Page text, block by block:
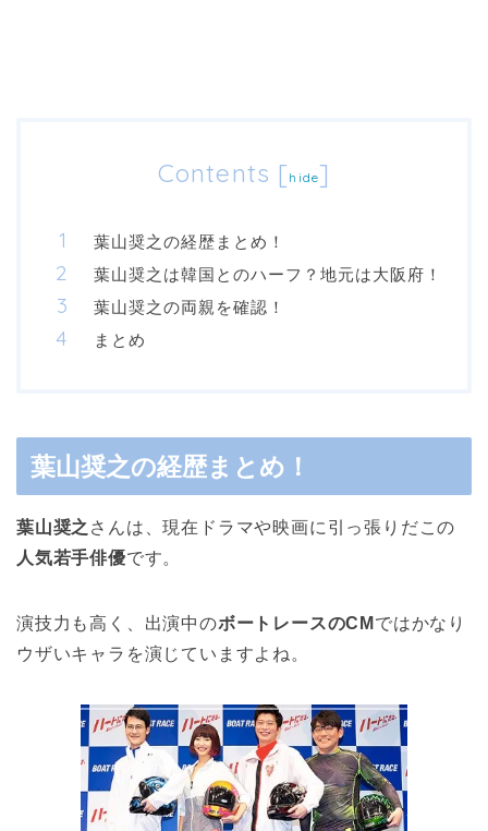
Contents [ hide]
葉山奨之の経歴まとめ！
葉山奨之は韓国とのハーフ？地元は大阪府！
葉山奨之の両親を確認！
まとめ
葉山奨之の経歴まとめ！
葉山奨之 さんは、現在ドラマや映画に引っ張りだこの
人気若手俳優です。
演技力も高く、出演中のボートレースのCM ではかなり
ウザいキャラを演じていますよね。